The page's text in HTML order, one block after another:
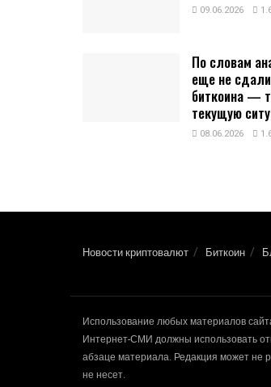
09.06.2026
По словам
еще не
биткоина —
текущую
08.06.2026
Новости криптовалют Биткоин
Использование любых материалов
Интернет-СМИ должны использовать
абзаце материала. Редакция может не
не несет.